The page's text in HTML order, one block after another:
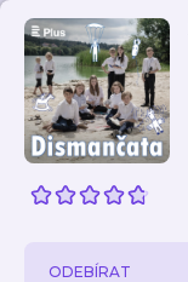
ODEBÍRAT